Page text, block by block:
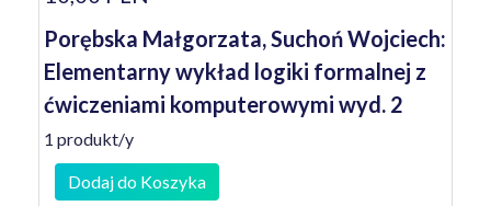
Porębska Małgorzata, Suchoń Wojciech:
Elementarny wykład logiki formalnej z
ćwiczeniami komputerowymi wyd. 2
1 produkt/y
Dodaj do Koszyka